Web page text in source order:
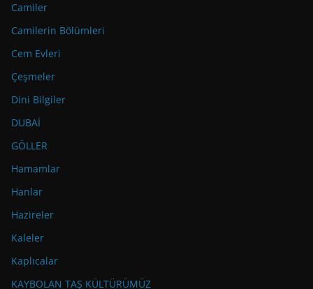
Camiler
Camilerin Bölümleri
Cem Evleri
Çeşmeler
Dini Bilgiler
DUBAİ
GÖLLER
Hamamlar
Hanlar
Hazireler
Kaleler
Kaplıcalar
KAYBOLAN TAŞ KÜLTÜRÜMÜZ